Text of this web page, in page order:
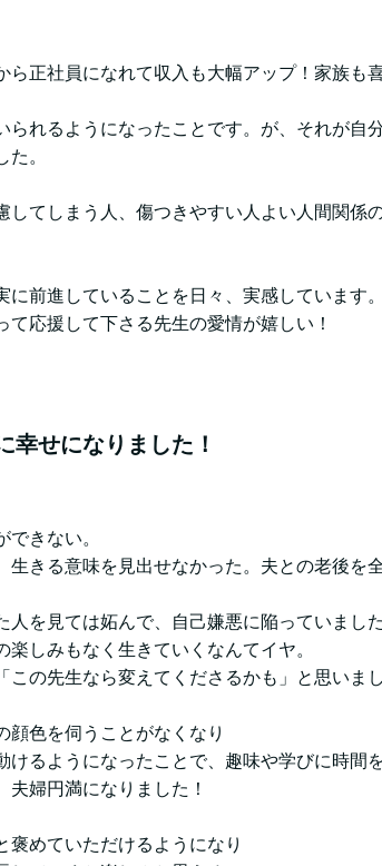
正社員になれて収入も大幅アップ！家族も
られるようになったことです。が、それが自
。
してしまう人、傷つきやすい人よい人間関係
前進していることを日々、実感しています。
応援して下さる先生の愛情が嬉しい！
幸せになりました！
きない。
きる意味を見出せなかった。夫との老後を
を見ては妬んで、自己嫌悪に陥っていました
しみもなく生きていくなんてイヤ。
の先生なら変えてくださるかも」と思いまし
顔色を伺うことがなくなり
けるようになったことで、趣味や学びに時間
婦円満になりました！
褒めていただけるようになり